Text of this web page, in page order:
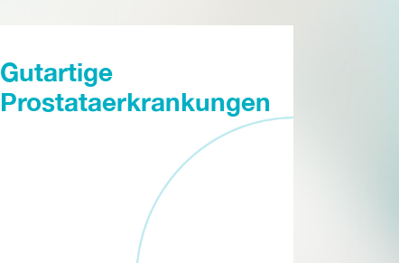
Gutartige
Prostataerkrankungen